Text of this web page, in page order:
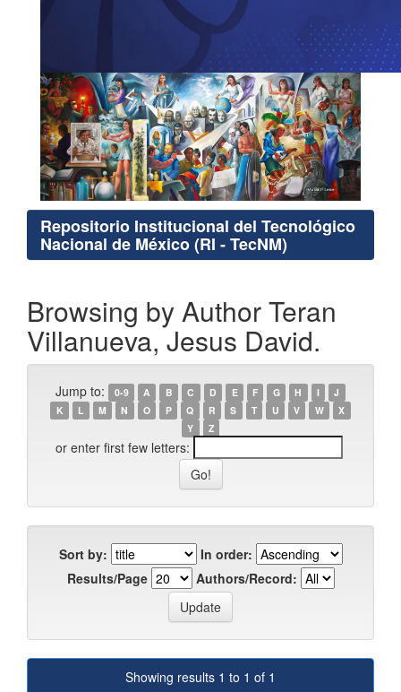
Repositorio Institucional del Tecnológico
Nacional de México (RI - TecNM)
Browsing by Author Teran
Villanueva, Jesus David.
Jump to: 0-9 A B C D E F G H I
J
K
L M N O P Q R S T U V W
X
Y
Z
or enter first few letters:
Sort by:
In order:
Results/Page
Authors/Record:
Showing results 1 to 1 of 1